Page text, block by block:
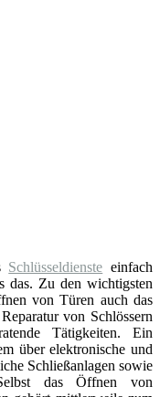
Schlüsseldienste einfach
das. Zu den wichtigsten
von Türen auch das
von Schlössern
Tätigkeiten. Ein
über elektronische und
Schließanlagen sowie
das Öffnen von